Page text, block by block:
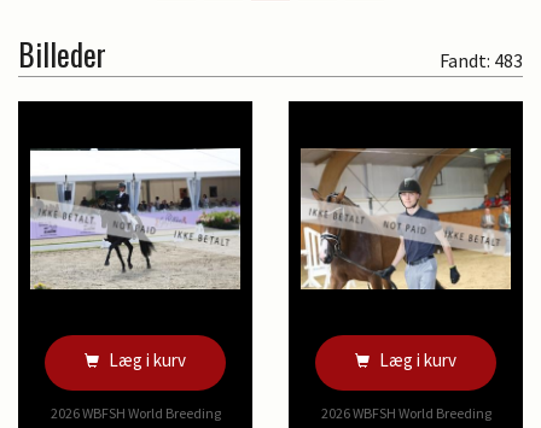
Billeder Fandt: 483
Læg i kurv
2026 WBFSH World Breeding
Læg i kurv
2026 WBFSH World Breeding